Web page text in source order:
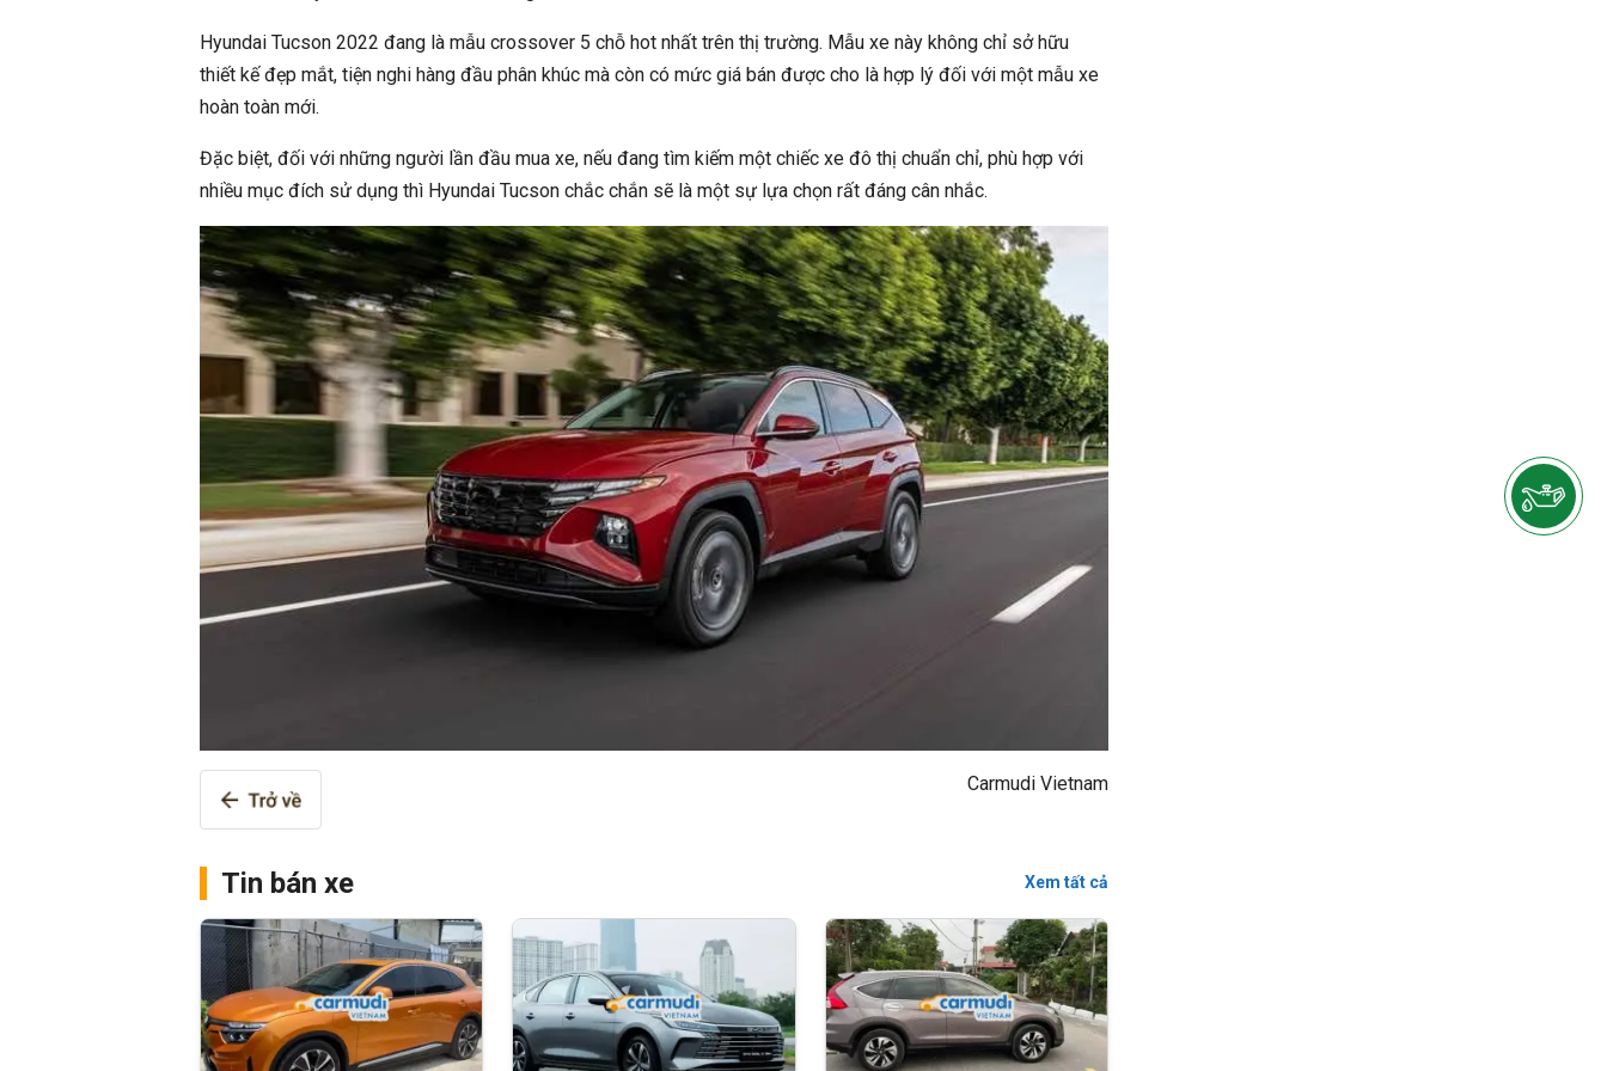
Hyundai Tucson 2022 đang là mẫu crossover 5 chỗ hot nhất trên thị trường. Mẫu xe này không chỉ sở hữu
thiết kế đẹp mắt, tiện nghi hàng đầu phân khúc mà còn có mức giá bán được cho là hợp lý đối với một mẫu xe
hoàn toàn mới.
Đặc biệt, đối với những người lần đầu mua xe, nếu đang tìm kiếm một chiếc xe đô thị chuẩn chỉ, phù hợp với
nhiều mục đích sử dụng thì Hyundai Tucson chắc chắn sẽ là một sự lựa chọn rất đáng cân nhắc.
Carmudi Vietnam
Tin bán xe Xem tất cả